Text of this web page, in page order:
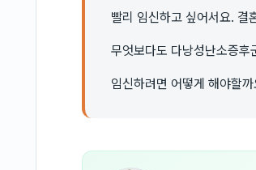
빨리 임신하고 싶어서요. 결
무엇보다도 다낭성난소증후
임신하려면 어떻게 해야할까